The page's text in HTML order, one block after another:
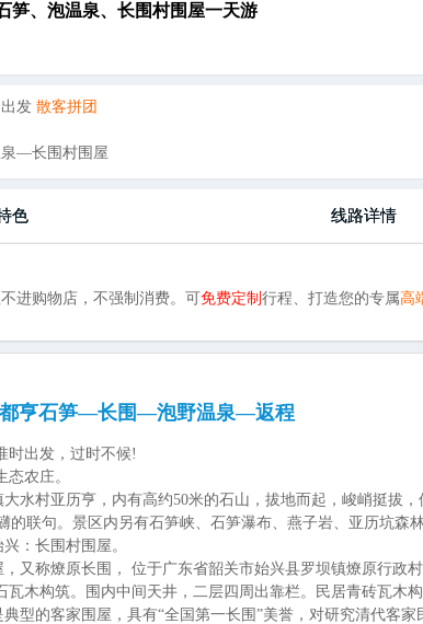
笋、泡温泉、长围村围屋一天游
发 散客拼团
—长围村围屋
色 线路详情
进购物店，不强制消费。可免费定制 行程、打造您的专属高
亨石笋—长围—泡野温泉—返程
时出发，过时不候!
农庄。
水村亚历亨，内有高约50米的石山，拔地而起，峻峭挺拔
的联句。景区内另有石笋峡、石笋瀑布、燕子岩、亚历坑森林
：长围村围屋。
又称燎原长围， 位于广东省韶关市始兴县罗坝镇燎原行政
瓦木构筑。围内中间天井，二层四周出靠栏。民居青砖瓦
型的客家围屋，具有“全国第一长围”美誉，对研究清代客家